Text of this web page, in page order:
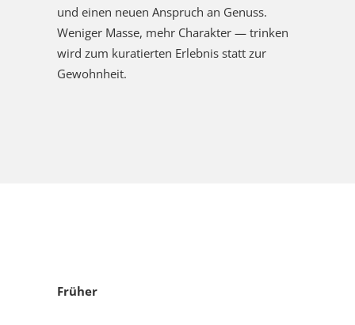
und einen neuen Anspruch an Genuss.
Weniger Masse, mehr Charakter — trinken
wird zum kuratierten Erlebnis statt zur
Gewohnheit.
Früher